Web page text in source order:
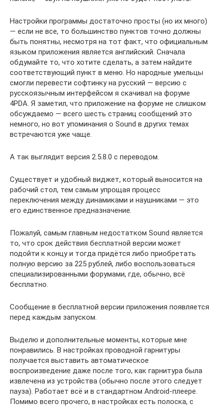
Настройки программы достаточно просты (но их много)
— если не все, то большинство пунктов точно должны
быть понятны, несмотря на тот факт, что официальным
языком приложения является английский. Сначала
обдумайте то, что хотите сделать, а затем найдите
соответствующий пункт в меню. Но народные умельцы
смогли перевести софтинку на русский — версию с
русскоязычным интерфейсом я скачивал на форуме
4PDA. Я заметил, что приложение на форуме не слишком
обсуждаемо — всего шесть страниц сообщений это
немного, но вот упоминания о Sound в других темах
встречаются уже чаще.
А так выглядит версия 2.5.8.0 с переводом.
Существует и удобный виджет, который выносится на
рабочий стол, тем самым упрощая процесс
переключения между динамиками и наушниками — это
его единственное предназначение.
Пожалуй, самым главным недостатком Sound является
то, что срок действия бесплатной версии может
подойти к концу и тогда придётся либо приобретать
полную версию за 225 рублей, либо воспользоваться
специализированными форумами, где, обычно, всё
бесплатно.
Сообщение в бесплатной версии приложения появляется
перед каждым запуском.
Выделю и дополнительные моменты, которые мне
понравились. В настройках проводной гарнитуры
получается выставить автоматическое
воспроизведение даже после того, как гарнитура была
извлечена из устройства (обычно после этого следует
пауза). Работает всё и в стандартном Android-плеере.
Помимо всего прочего, в настройках есть полоска, с